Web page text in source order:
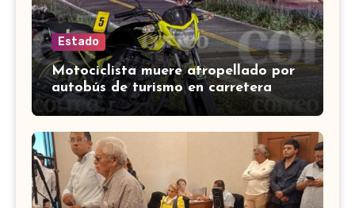
Estado
Motociclista muere atropellado por
autobús de turismo en carretera
León-San Francisco del Rincón